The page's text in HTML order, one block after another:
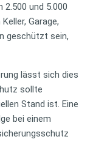
2.500 und 5.000
Garage,
geschützt sein,
lässt sich dies
sollte
Stand ist. Eine
bei einem